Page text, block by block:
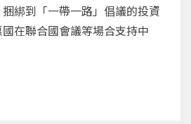
綁到「一帶一路」倡議的投資
在聯合國會議等場合支持中